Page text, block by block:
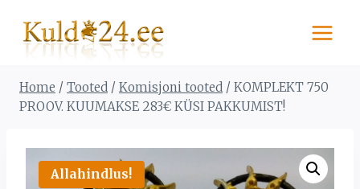
content
Home / Tooted / Komisjoni tooted / KOMPLEKT 750
PROOV. KUUMAKSE 283€ KÜSI PAKKUMIST!
Allahindlus!